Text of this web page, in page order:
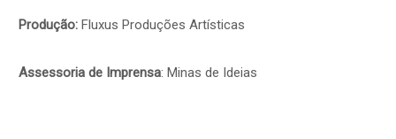
Produção: Fluxus Produções Artísticas
Assessoria de Imprensa: Minas de Ideias